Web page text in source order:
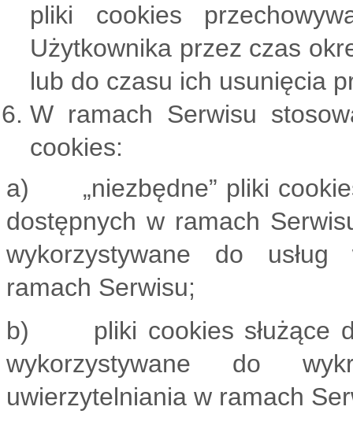
pliki cookies
Użytkownika przez czas
lub do czasu ich usunięcia
W ramach Serwisu
cookies:
a) „niezbędne” pliki
dostępnych w ramach
wykorzystywane do usług
ramach Serwisu;
b) pliki cookies służące
wykorzystywane do
uwierzytelniania w ramach